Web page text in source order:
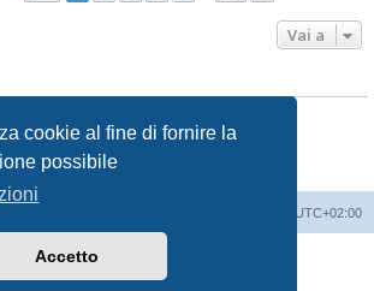
cookie al fine di fornire la
possibile
Accetto
Vai a
UTC+02:00
phpBB® Forum Software © phpBB Limited
Traduzione ItalianaphpBB-Italia.it